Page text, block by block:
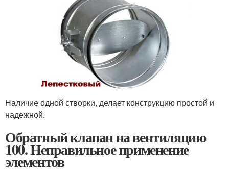
Наличие одной створки, делает конструкцию простой и
надежной.
Обратный клапан на вентиляцию
100. Неправильное применение
элементов